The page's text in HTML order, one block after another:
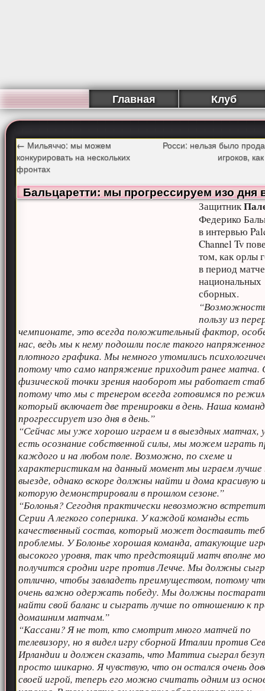
Главная Клуб
← Мильяччо: мы можем
конкурировать на нескольких
фронтах
Росси: нельзя было
игроков,
Бальцаретти: мы прогрессируем изо дня
Защитник
Федерико
в интервью
Channel Tv
том, как орлы
в период
национальных
сборных.
пользу из
чемпионате, это всегда положительный фактор,
нас, ведь мы к нему подошли после такого
плотного графика. Мы немного утомились
потому что само напряжение приходит ранее матча.
физической точки зрения наоборот мы работает
потому что мы с тренером всегда готовимся по
который включает две тренировки в день. Наша
прогрессирует изо дня в день.”
“Сейчас мы уже хорошо играем и в выездных матчах,
есть осознание собственной силы, мы можем играть
каждого и на любом поле. Возможно, по схеме и
характеристикам на данный момент мы играем лучше
выезде, однако вскоре должны найти и дома красивую
которую демонстрировали в прошлом сезоне.”
“Болонья? Сегодня практически невозможно
Серии А легкого соперника. У каждой команды есть
качественный состав, который может доставить
проблемы. У Болонье хорошая команда, атакующие
высокого уровня, так что предстоящий матч вполне
получится сродни игре против Лечче. Мы должны
отлично, чтобы завладеть преимуществом, потому
очень важно одержать победу. Мы должны
найти свой баланс и сыграть лучше по отношению к
домашним матчам.”
“Кассани? Я не тот, кто смотрит много матчей по
телевизору, но я видел игру сборной Италии против
Ирландии и должен сказать, что Маттиа сыграл
просто шикарно. Я чувствую, что он остался очень
своей игрой, теперь его можно считать одним из